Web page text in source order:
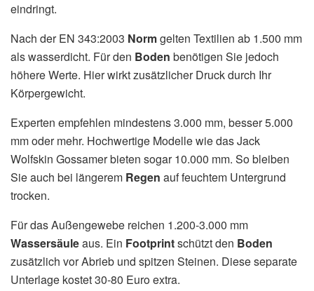
eindringt.
Nach der EN 343:2003 Normgelten Textilien ab 1.500 mm
als wasserdicht. Für den Boden benötigen Sie jedoch
höhere Werte. Hier wirkt zusätzlicher Druck durch Ihr
Körpergewicht.
Experten empfehlen mindestens 3.000 mm, besser 5.000
mm oder mehr. Hochwertige Modelle wie das Jack
Wolfskin Gossamer bieten sogar 10.000 mm. So bleiben
Sie auch bei längerem Regen auf feuchtem Untergrund
trocken.
Für das Außengewebe reichen 1.200-3.000 mm
Wassersäuleaus. Ein Footprintschützt den Boden
zusätzlich vor Abrieb und spitzen Steinen. Diese separate
Unterlage kostet 30-80 Euro extra.